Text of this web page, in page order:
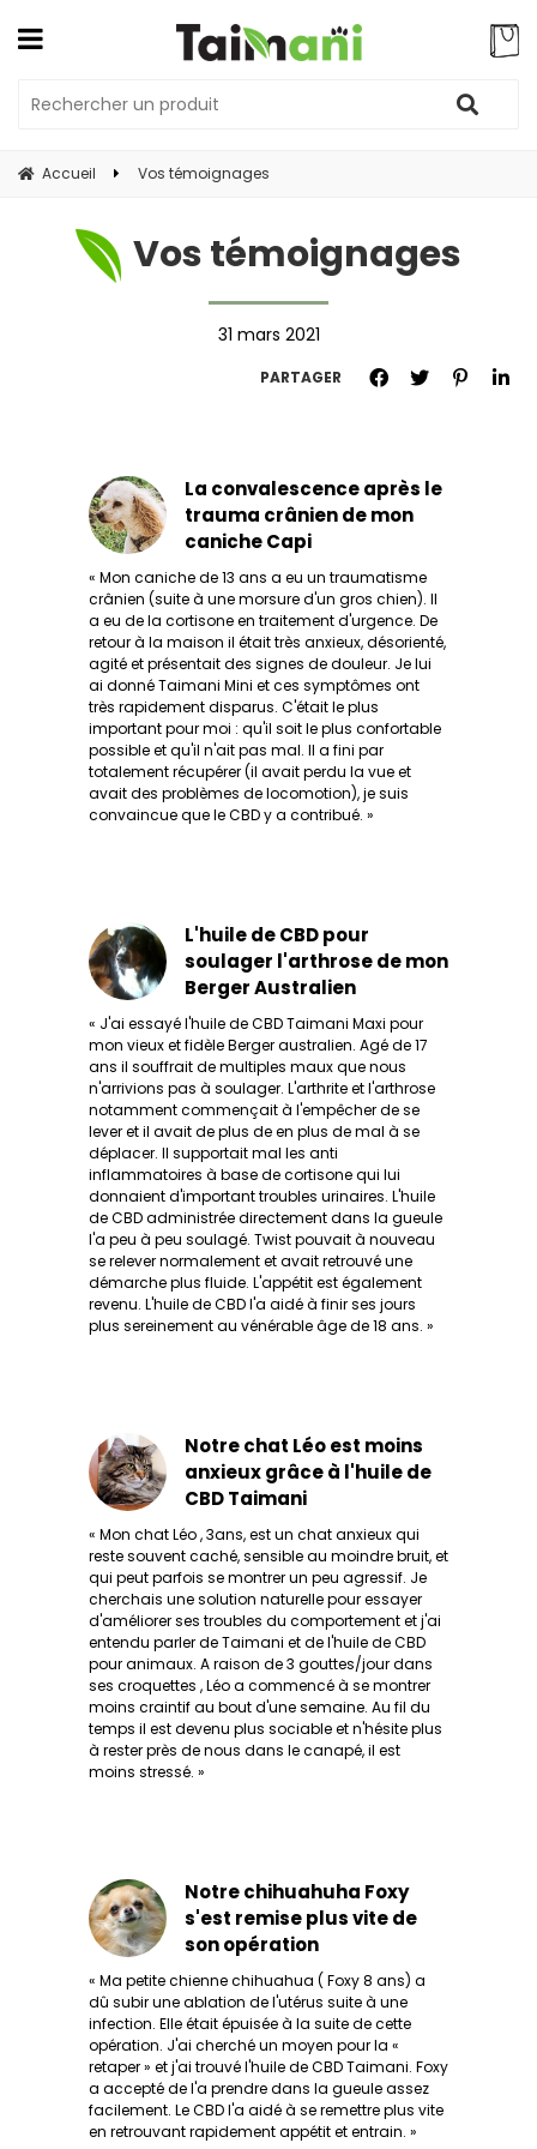
Accueil Vos témoignages
Vos témoignages
31 mars 2021
PARTAGER
« Mon caniche de 13 ans a eu un traumatisme
crânien (suite à une morsure d'un gros chien). Il
a eu de la cortisone en traitement d'urgence. De
retour à la maison il était très anxieux, désorienté,
agité et présentait des signes de douleur. Je lui
ai donné Taimani Mini et ces symptômes ont
très rapidement disparus. C'était le plus
important pour moi : qu'il soit le plus confortable
possible et qu'il n'ait pas mal. Il a fini par
totalement récupérer (il avait perdu la vue et
avait des problèmes de locomotion), je suis
convaincue que le CBD y a contribué. »
La convalescence après le
trauma crânien de mon
caniche Capi
« J'ai essayé l'huile de CBD Taimani Maxi pour
mon vieux et fidèle Berger australien. Agé de 17
ans il souffrait de multiples maux que nous
n'arrivions pas à soulager. L'arthrite et l'arthrose
notamment commençait à l'empêcher de se
lever et il avait de plus de en plus de mal à se
déplacer. Il supportait mal les anti
inflammatoires à base de cortisone qui lui
donnaient d'important troubles urinaires. L'huile
de CBD administrée directement dans la gueule
l'a peu à peu soulagé. Twist pouvait à nouveau
se relever normalement et avait retrouvé une
démarche plus fluide. L'appétit est également
revenu. L'huile de CBD l'a aidé à finir ses jours
plus sereinement au vénérable âge de 18 ans. »
L'huile de CBD pour
soulager l'arthrose de mon
Berger Australien
« Mon chat Léo , 3ans, est un chat anxieux qui
reste souvent caché, sensible au moindre bruit, et
qui peut parfois se montrer un peu agressif. Je
cherchais une solution naturelle pour essayer
d'améliorer ses troubles du comportement et j'ai
entendu parler de Taimani et de l'huile de CBD
pour animaux. A raison de 3 gouttes/jour dans
ses croquettes , Léo a commencé à se montrer
moins craintif au bout d'une semaine. Au fil du
temps il est devenu plus sociable et n'hésite plus
à rester près de nous dans le canapé, il est
moins stressé. »
Notre chat Léo est moins
anxieux grâce à l'huile de
CBD Taimani
« Ma petite chienne chihuahua ( Foxy 8 ans) a
dû subir une ablation de l'utérus suite à une
infection. Elle était épuisée à la suite de cette
opération. J'ai cherché un moyen pour la «
retaper » et j'ai trouvé l'huile de CBD Taimani. Foxy
a accepté de l'a prendre dans la gueule assez
facilement. Le CBD l'a aidé à se remettre plus vite
en retrouvant rapidement appétit et entrain. »
Notre chihuahuha Foxy
s'est remise plus vite de
son opération